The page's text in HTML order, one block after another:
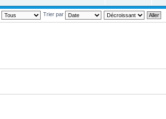
Trier par